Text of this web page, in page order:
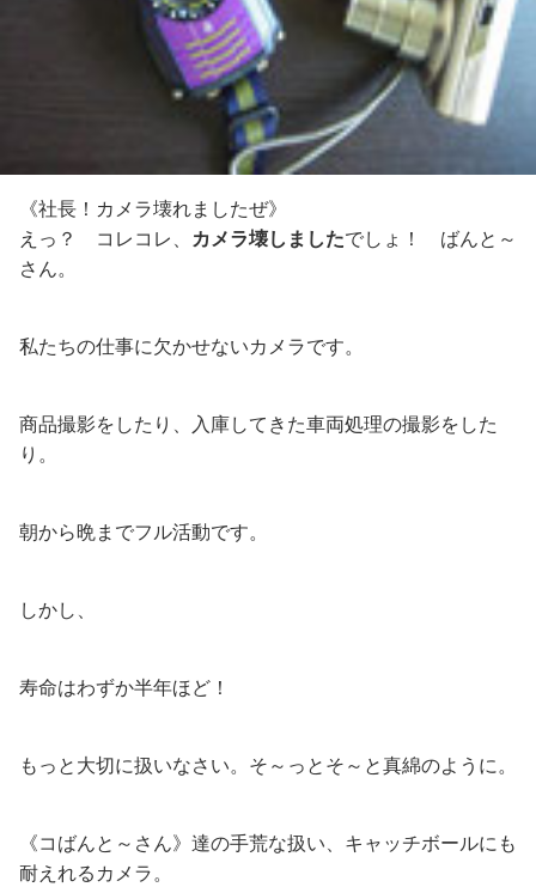
《社長！カメラ壊れましたぜ》
えっ？ コレコレ、 カメラ壊しましたでしょ！ ばんと～
さん。
私たちの仕事に欠かせないカメラです。
商品撮影をしたり、入庫してきた車両処理の撮影をした
り。
朝から晩までフル活動です。
しかし、
寿命はわずか半年ほど！
もっと大切に扱いなさい。そ～っとそ～と真綿のように。
《コばんと～さん》達の手荒な扱い、キャッチボールにも
耐えれるカメラ。